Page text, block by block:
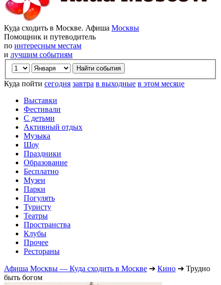
Куда сходить в Москве. Афиша Москвы
Помощник и путеводитель
по интересным местам
и лучшим событиям
Куда пойти сегодня завтра в выходные в этом месяце
Выставки
Фестивали
С детьми
Активный отдых
Музыка
Шоу
Праздники
Образование
Бесплатно
Музеи
Парки
Погулять
Туристу
Театры
Пространства
Клубы
Прочее
Рестораны
Афиша Москвы — Куда сходить в Москве ➔ Кино ➔ Трудно
быть богом